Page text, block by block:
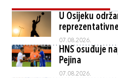
U Osijeku
07.08.2026.
HNS osuđuje
Pejina
07.08.2026.